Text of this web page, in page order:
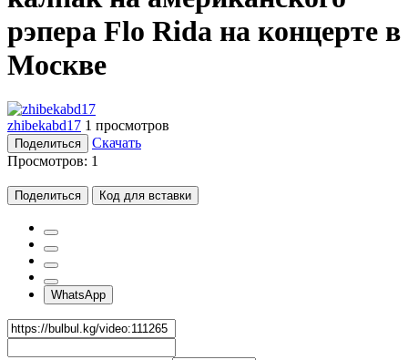
рэпера Flo Rida на концерте в
Москве
zhibekabd17 1 просмотров
Поделиться
Скачать
Просмотров: 1
Поделиться Код для вставки
WhatsApp